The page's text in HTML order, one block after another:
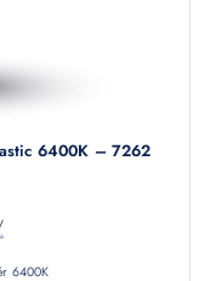
6400K – 7262
6400K